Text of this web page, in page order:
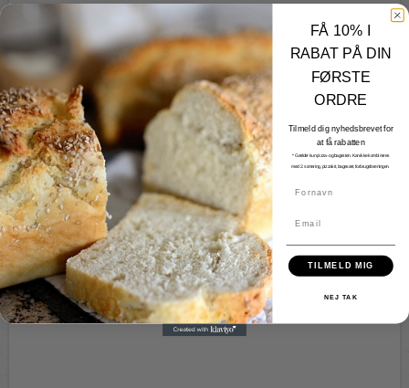
FÅ 10% I
RABAT PÅ DIN
FØRSTE
ORDRE
Tilmeld dig nyhedsbrevet for
at få rabatten
* Gælder kun pizza- og bagesten. Kan ikke kombineres
med 2. sortering, pizzakit, bagesæt, forbrugsforeningen.
TILMELD MIG
NEJ TAK